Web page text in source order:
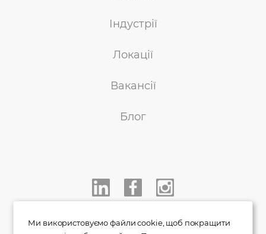
Індустрії
Локації
Вакансії
Блог
Ми використовуємо файли cookie, щоб покращити